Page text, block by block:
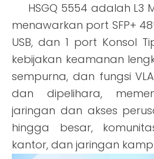
HSGQ 5554 adalah L3
menawarkan port SFP+
USB, dan 1 port Konsol
kebijakan keamanan
sempurna, dan fungsi
dan dipelihara,
jaringan dan akses
hingga besar,
kantor, dan jaringan